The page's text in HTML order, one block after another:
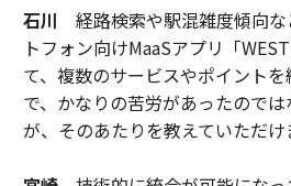
石川 経路検索や駅混雑度傾向
トフォン向けMaaSアプリ「
て、複数のサービスやポイント
で、かなりの苦労があったので
が、そのあたりを教えていただけ